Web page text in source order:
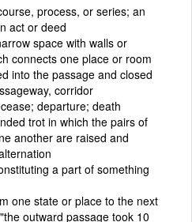
process, or series; an
act or deed
space with walls or
connects one place or room
into the passage and closed
corridor
departure; death
trot in which the pairs of
another are raised and
a part of something
one state or place to the next
outward passage took 10